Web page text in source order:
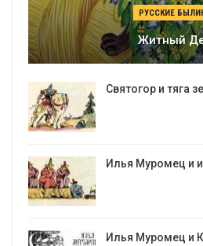
РУССКИЕ
Житный
Святогор и тяга
Илья Муромец и
Илья Муромец и